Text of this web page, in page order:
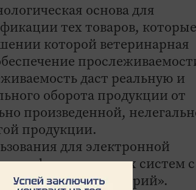
основа для
тех товаров, которые
которой ветеринарная
даст реальную и
оборота продукции от
произведенной,
продукции.
для электронной
информационных систем с
из них в ГИС Меркурий».